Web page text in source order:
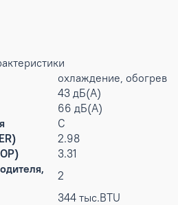
охлаждение, обогрев
43 дБ(А)
66 дБ(А)
C
2.98
3.31
2
344 тыс.BTU